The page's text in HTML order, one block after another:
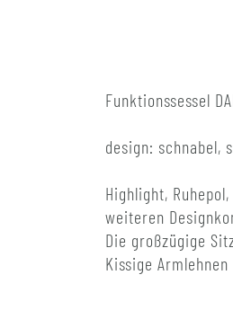
Funktionssessel
design: schnabel,
Highlight,
weiteren
Die großzügige
Kissige